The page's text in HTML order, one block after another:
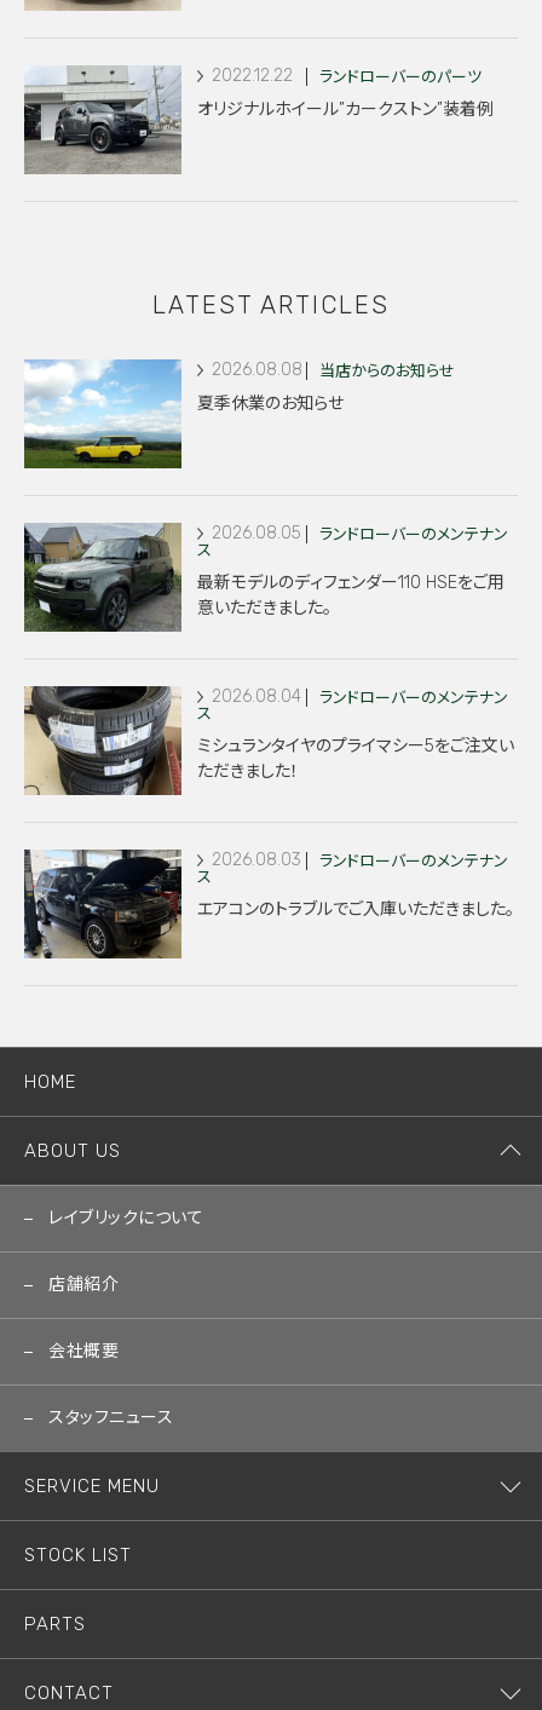
2022.12.22 ランドローバーのパーツ
オリジナルホイール”カークストン”装着例
LATEST ARTICLES
2026.08.08 当店からのお知らせ
夏季休業のお知らせ
2026.08.05
ランドローバーのメンテナン
ス
最新モデルのディフェンダー110 HSEをご用
意いただきました。
2026.08.04
ランドローバーのメンテナン
ス
ミシュランタイヤのプライマシー5をご注文い
ただきました！
2026.08.03
ランドローバーのメンテナン
ス
エアコンのトラブルでご入庫いただきました。
HOME
ABOUT US
レイブリックについて
店舗紹介
会社概要
スタッフニュース
SERVICE MENU
STOCK LIST
PARTS
CONTACT